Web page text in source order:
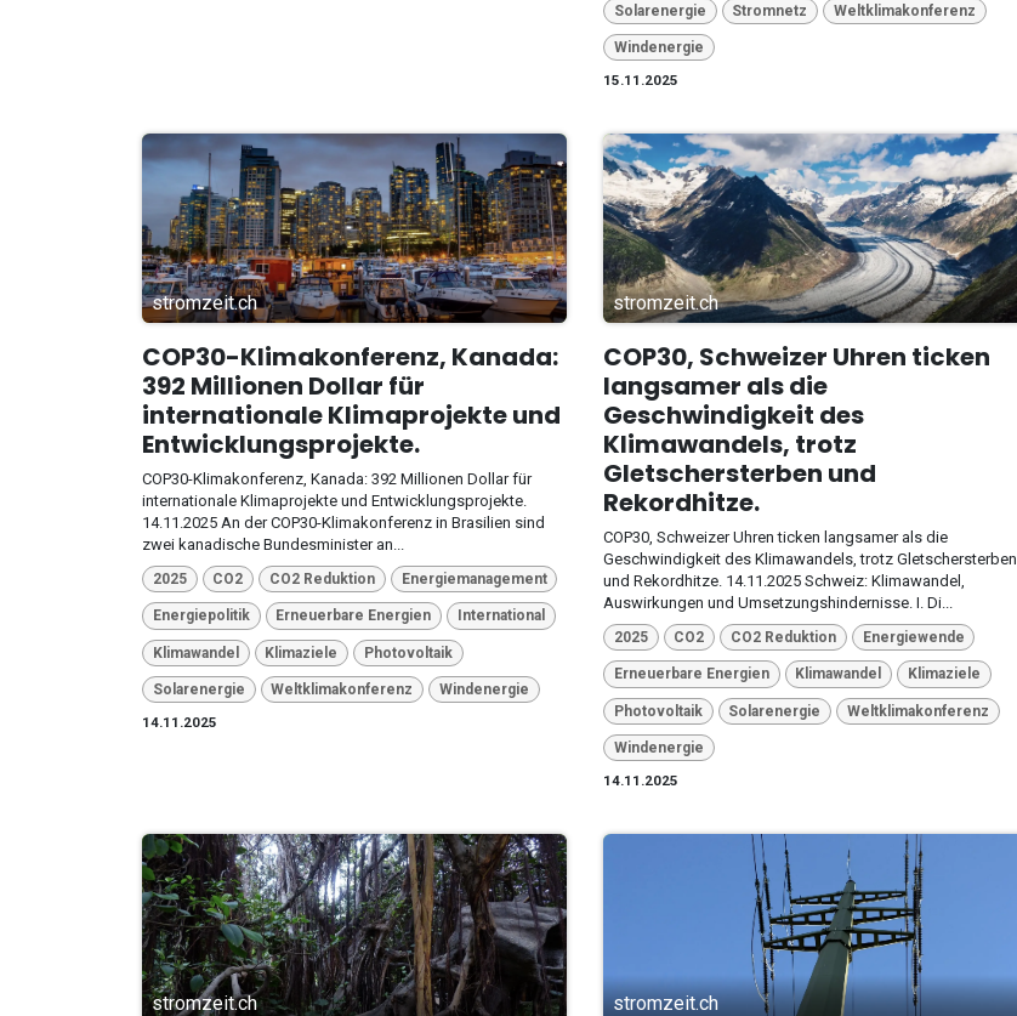
Solarenergie Stromnetz Weltklimakonferenz
Windenergie
15.11.2025
stromzeit.ch
COP30-Klimakonferenz, Kanada:
392 Millionen Dollar für
internationale Klimaprojekte und
Entwicklungsprojekte.
COP30-Klimakonferenz, Kanada: 392 Millionen Dollar für
internationale Klimaprojekte und Entwicklungsprojekte.
14.11.2025 An der COP30-Klimakonferenz in Brasilien sind
zwei kanadische Bundesminister an...
2025 CO2 CO2 Reduktion Energiemanagement
Energiepolitik Erneuerbare Energien International
Klimawandel Klimaziele Photovoltaik
Solarenergie Weltklimakonferenz
Windenergie
14.11.2025
stromzeit.ch
COP30, Schweizer Uhren ticken
langsamer als die
Geschwindigkeit des
Klimawandels, trotz
Gletschersterben und
Rekordhitze.
COP30, Schweizer Uhren ticken langsamer als die
Geschwindigkeit des Klimawandels, trotz Gletschersterben
und Rekordhitze. 14.11.2025 Schweiz: Klimawandel,
Auswirkungen und Umsetzungshindernisse. I. Di...
2025 CO2 CO2 Reduktion Energiewende
Erneuerbare Energien Klimawandel Klimaziele
Photovoltaik Solarenergie Weltklimakonferenz
Windenergie
14.11.2025
stromzeit.ch stromzeit.ch